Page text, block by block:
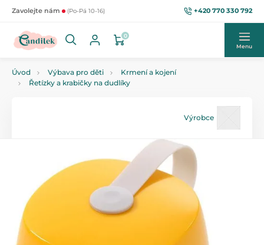
Zavolejte nám (Po-Pá 10-16) +420 770 330 792
0
Menu
Úvod Výbava pro děti
Krmení a kojení
Řetízky a krabičky na dudlíky
Výrobce